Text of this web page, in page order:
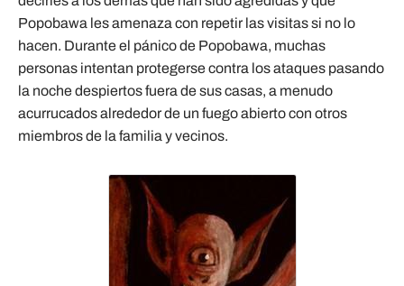
Popobawa les amenaza con repetir las visitas si no lo
hacen. Durante el pánico de Popobawa, muchas
personas intentan protegerse contra los ataques pasando
la noche despiertos fuera de sus casas, a menudo
acurrucados alrededor de un fuego abierto con otros
miembros de la familia y vecinos.